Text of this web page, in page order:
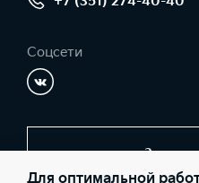
Соцсети
Для оптимальной